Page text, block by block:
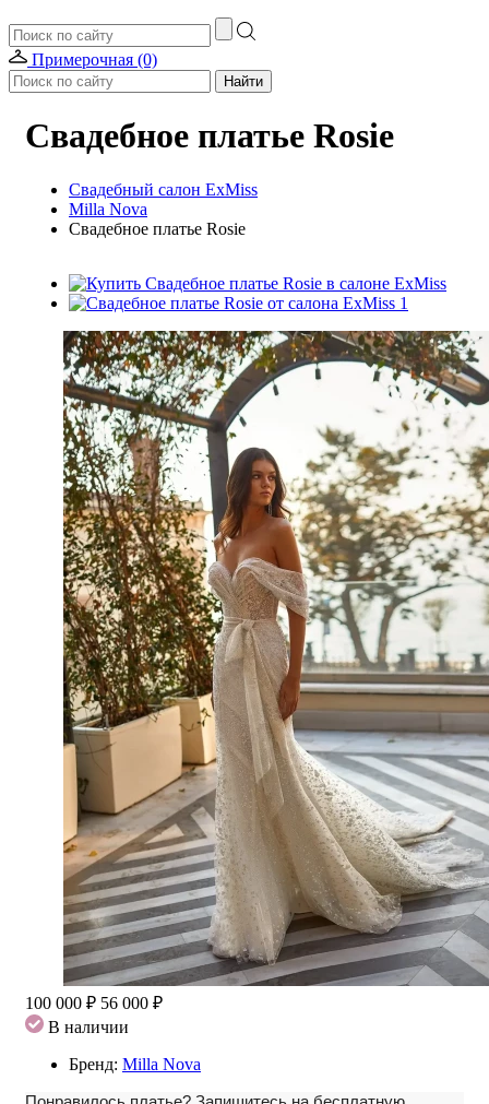
Примерочная (0)
Свадебное платье Rosie
Свадебный салон ExMiss
Milla Nova
Свадебное платье Rosie
100 000 ₽ 56 000 ₽
В наличии
Бренд: Milla Nova